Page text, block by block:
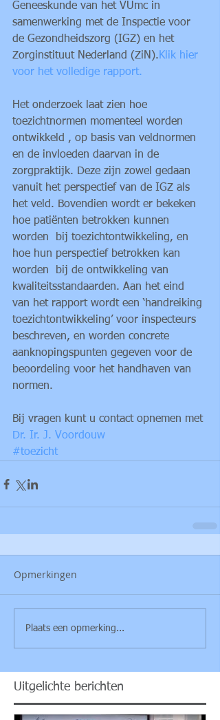
Geneeskunde van het VUmc in
samenwerking met de Inspectie voor
de Gezondheidszorg (IGZ) en het
Zorginstituut Nederland (ZiN).Klik hier
voor het volledige rapport.
Het onderzoek laat zien hoe
toezichtnormen momenteel worden
ontwikkeld , op basis van veldnormen
en de invloeden daarvan in de
zorgpraktijk. Deze zijn zowel gedaan
vanuit het perspectief van de IGZ als
het veld. Bovendien wordt er bekeken
hoe patiënten betrokken kunnen
worden  bij toezichtontwikkeling, en
hoe hun perspectief betrokken kan
worden  bij de ontwikkeling van
kwaliteitsstandaarden. Aan het eind
van het rapport wordt een ‘handreiking
toezichtontwikkeling’ voor inspecteurs
beschreven, en worden concrete
aanknopingspunten gegeven voor de
beoordeling voor het handhaven van
normen.
Bij vragen kunt u contact opnemen met
Dr. Ir. J. Voordouw
#toezicht
Opmerkingen
Plaats een opmerking...
Uitgelichte berichten